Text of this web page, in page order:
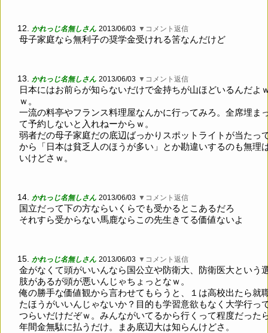
12. かれっじ名無しさん 2013/06/03 ▼コメント返信
母子家庭なら無利子の奨学金受けれる筈なんだけど
13. かれっじ名無しさん 2013/06/03 ▼コメント返信
日本にはお前らが知らないだけで金持ちが山ほどいるんだよ
ｗ。
一流の料亭やフランス料理屋なんかに行ってみろ。全席埋ま
て予約しないと入れねーからｗ。
弱者だの母子家庭だの底辺ばっかりスポットライトが当たっ
から「日本は貧乏人のほうが多い」とか勘違いするのも無理
いけどさｗ。
14. かれっじ名無しさん 2013/06/03 ▼コメント返信
国立だって下の方ならいくらでも受かるとこあるだろ
それすら受からない馬鹿ならこの先生きてる価値ないよ
15. かれっじ名無しさん 2013/06/03 ▼コメント返信
金がなくて頭がいいんなら国公立や防衛大、防衛医大という
肢があるが頭が悪いんじゃちょっとなｗ。
俺の勝手な価値観から言わせてもらうと、１は高校出たら就
たほうがいいんじゃないか？目的も学習意欲もなく大学行っ
つらいだけだぞｗ。みんながいてるから行くって程度だった
年間金無駄に払うだけ。まあ底辺大は知らんけどさ。